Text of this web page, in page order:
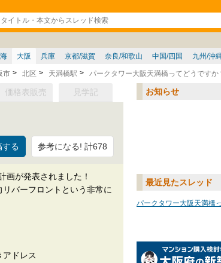
ついて
大阪 兵庫 京都/滋賀 奈良/和歌山 中国/四国 九州/沖
市 北区 天満橋駅 パークタワー大阪天満橋ってどうですか
価格表販売 見学記
参考になる! 計678
画が発表されました！
バーフロントという非常に
ドレス
お知らせ
最近見たスレッド
パークタワー大阪天満橋